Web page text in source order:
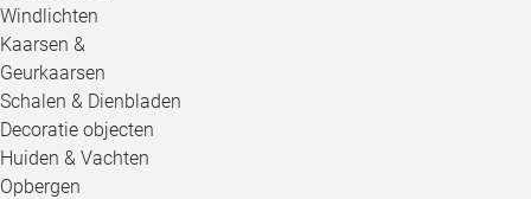
Windlichten
Kaarsen &
Geurkaarsen
Schalen & Dienbladen
Decoratie objecten
Huiden & Vachten
Opbergen